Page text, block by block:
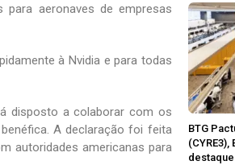
para aeronaves de empresas
à Nvidia e para todas
disposto a colaborar com os
A declaração foi feita
autoridades americanas para
BTG